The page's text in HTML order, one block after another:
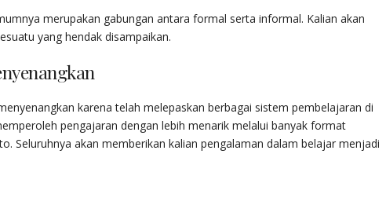
merupakan gabungan antara formal serta informal. Kalian akan
yang hendak disampaikan.
karena telah melepaskan berbagai sistem pembelajaran di
pengajaran dengan lebih menarik melalui banyak format
Seluruhnya akan memberikan kalian pengalaman dalam belajar menjadi